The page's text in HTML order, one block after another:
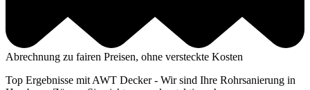
Abrechnung zu fairen Preisen, ohne versteckte Kosten
Top Ergebnisse mit AWT Decker - Wir sind Ihre Rohrsanierung in